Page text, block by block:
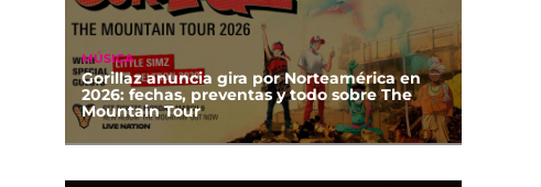
MÚSICA
Gorillaz anuncia gira por Norteamérica en
2026: fechas, preventas y todo sobre The
Mountain Tour